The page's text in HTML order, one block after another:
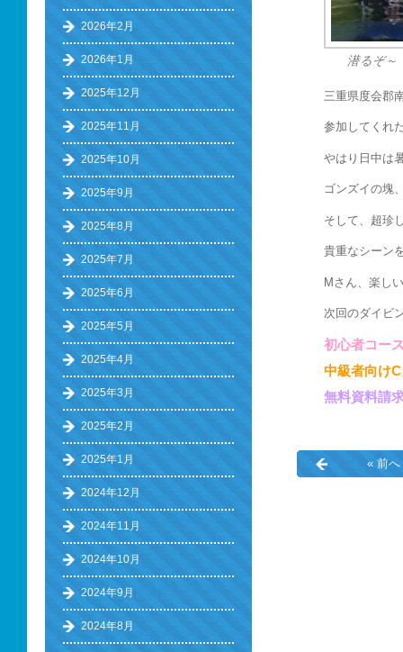
潜るぞ～
三重県度会郡
参加してくれ
やはり日中は
ゴンズイの塊
そして、超珍
貴重なシーン
Mさん、楽し
次回のダイビ
初心者コー
中級者向け
無料資料請
« 前へ
2026年2月
2026年1月
2025年12月
2025年11月
2025年10月
2025年9月
2025年8月
2025年7月
2025年6月
2025年5月
2025年4月
2025年3月
2025年2月
2025年1月
2024年12月
2024年11月
2024年10月
2024年9月
2024年8月